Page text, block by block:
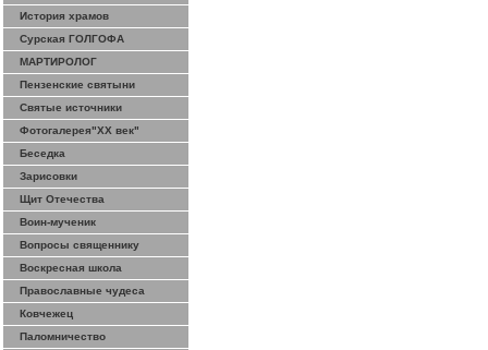
История храмов
Сурская ГОЛГОФА
МАРТИРОЛОГ
Пензенские святыни
Святые источники
Фотогалерея"ХХ век"
Беседка
Зарисовки
Щит Отечества
Воин-мученик
Вопросы священнику
Воскресная школа
Православные чудеса
Ковчежец
Паломничество